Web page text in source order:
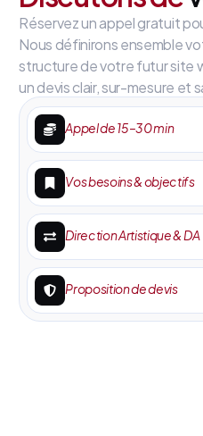
Réservez un appel gratuit
Nous définirons ensemble
structure de votre futur site
un devis clair, sur-mesure et
Appel de 15–30 min
Vos besoins & objectifs
Direction Artistique & DA
Proposition de devis